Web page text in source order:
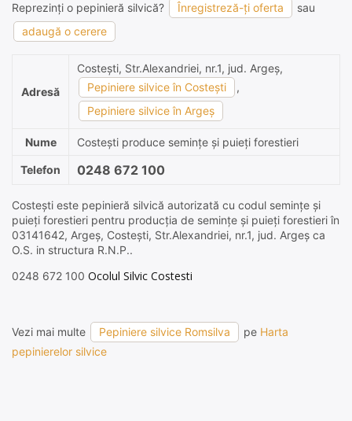
Reprezinți o pepinieră silvică? Înregistreză-ți oferta
sau
adaugă o cerere
Adresă
Costeşti, Str.Alexandriei, nr.1, jud. Argeş,
Pepiniere silvice în Costeşti
,
Pepiniere silvice în Argeş
Nume Costeşti produce semințe și puieți forestieri
Telefon 0248 672 100
Costeşti este pepinieră silvică autorizată cu codul semințe și
puieți forestieri pentru producția de semințe și puieți forestieri în
03141642, Argeş, Costeşti, Str.Alexandriei, nr.1, jud. Argeş ca
O.S. in structura R.N.P..
0248 672 100 Ocolul Silvic Costesti
Vezi mai multe Pepiniere silvice Romsilva pe Harta
pepinierelor silvice